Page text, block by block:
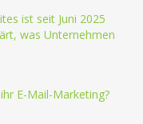
ist seit Juni 2025
was Unternehmen
E-Mail-Marketing?